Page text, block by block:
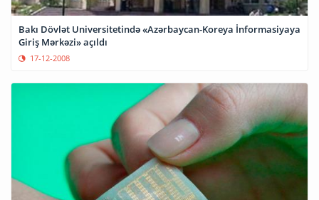
Bakı Dövlət Universitetində «Azərbaycan-Koreya İnformasiyaya
Giriş Mərkəzi» açıldı
17-12-2008